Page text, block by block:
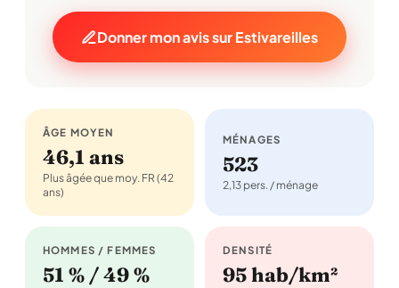
Donner mon avis sur Estivareilles
ÂGE MOYEN
46,1 ans
Plus âgée que moy. FR (42
ans)
MÉNAGES
523
2,13 pers. / ménage
HOMMES / FEMMES
51 % / 49 %
DENSITÉ
95 hab/km²